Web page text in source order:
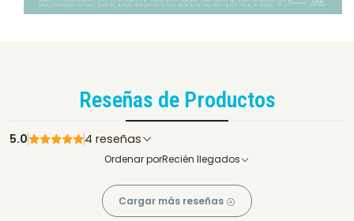
Reseñas de Productos
5.0 4 reseñas
Ordenar porRecién llegados
Cargar más reseñas